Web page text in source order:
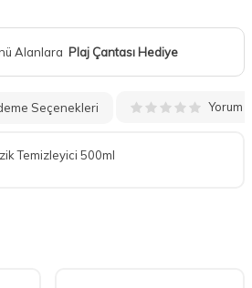
Alanlara Plaj Çantası Hediye
Seçenekleri Yorum
Temizleyici 500ml